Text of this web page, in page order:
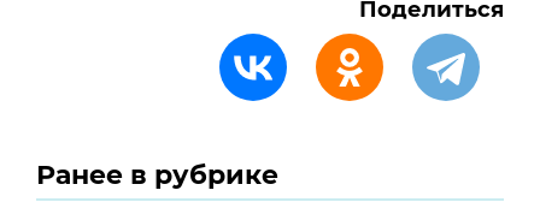
Поделиться
Ранее в рубрике